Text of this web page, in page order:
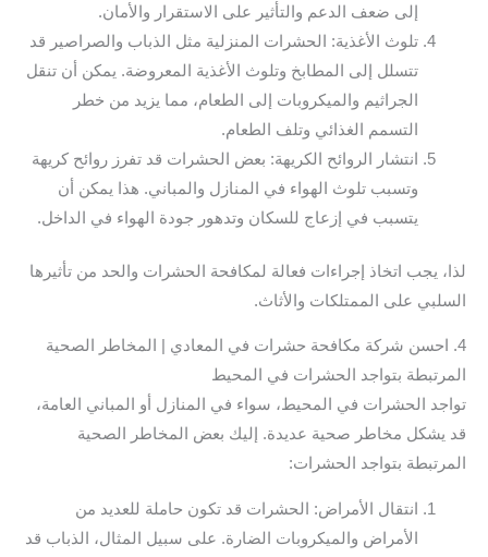
إلى ضعف الدعم والتأثير على الاستقرار والأمان.
تلوث الأغذية: الحشرات المنزلية مثل الذباب والصراصير قد
تتسلل إلى المطابخ وتلوث الأغذية المعروضة. يمكن أن تنقل
الجراثيم والميكروبات إلى الطعام، مما يزيد من خطر
التسمم الغذائي وتلف الطعام.
انتشار الروائح الكريهة: بعض الحشرات قد تفرز روائح كريهة
وتسبب تلوث الهواء في المنازل والمباني. هذا يمكن أن
يتسبب في إزعاج للسكان وتدهور جودة الهواء في الداخل.
لذا، يجب اتخاذ إجراءات فعالة لمكافحة الحشرات والحد من تأثيرها
السلبي على الممتلكات والأثاث.
4. احسن شركة مكافحة حشرات في المعادي | المخاطر الصحية
المرتبطة بتواجد الحشرات في المحيط
تواجد الحشرات في المحيط، سواء في المنازل أو المباني العامة،
قد يشكل مخاطر صحية عديدة. إليك بعض المخاطر الصحية
المرتبطة بتواجد الحشرات:
انتقال الأمراض: الحشرات قد تكون حاملة للعديد من
الأمراض والميكروبات الضارة. على سبيل المثال، الذباب قد